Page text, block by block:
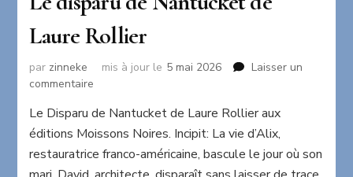
Laure Rollier
par zinneke mis à jour le 5 mai 2026
Laisser un
commentaire
disparu
de
Nantucket
Le Disparu de Nantucket de Laure Rollier aux
éditions Moissons Noires. Incipit: La vie d’Alix,
restauratrice franco-américaine, bascule le jour où son